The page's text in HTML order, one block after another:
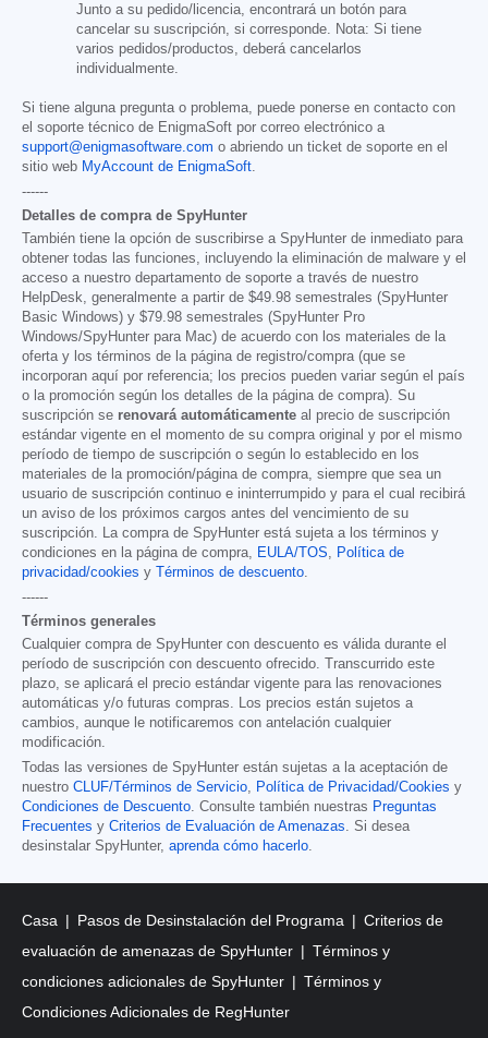
Junto a su pedido/licencia, encontrará un botón para
cancelar su suscripción, si corresponde. Nota: Si tiene
varios pedidos/productos, deberá cancelarlos
individualmente.
Si tiene alguna pregunta o problema, puede ponerse en contacto con
el soporte técnico de EnigmaSoft por correo electrónico a
support@enigmasoftware.com o abriendo un ticket de soporte en el
sitio web MyAccount de EnigmaSoft.
------
Detalles de compra de SpyHunter
También tiene la opción de suscribirse a SpyHunter de inmediato para
obtener todas las funciones, incluyendo la eliminación de malware y el
acceso a nuestro departamento de soporte a través de nuestro
HelpDesk, generalmente a partir de $49.98 semestrales (SpyHunter
Basic Windows) y $79.98 semestrales (SpyHunter Pro
Windows/SpyHunter para Mac) de acuerdo con los materiales de la
oferta y los términos de la página de registro/compra (que se
incorporan aquí por referencia; los precios pueden variar según el país
o la promoción según los detalles de la página de compra). Su
suscripción se renovará automáticamente al precio de suscripción
estándar vigente en el momento de su compra original y por el mismo
período de tiempo de suscripción o según lo establecido en los
materiales de la promoción/página de compra, siempre que sea un
usuario de suscripción continuo e ininterrumpido y para el cual recibirá
un aviso de los próximos cargos antes del vencimiento de su
suscripción. La compra de SpyHunter está sujeta a los términos y
condiciones en la página de compra, EULA/TOS, Política de
privacidad/cookies y Términos de descuento.
------
Términos generales
Cualquier compra de SpyHunter con descuento es válida durante el
período de suscripción con descuento ofrecido. Transcurrido este
plazo, se aplicará el precio estándar vigente para las renovaciones
automáticas y/o futuras compras. Los precios están sujetos a
cambios, aunque le notificaremos con antelación cualquier
modificación.
Todas las versiones de SpyHunter están sujetas a la aceptación de
nuestro CLUF/Términos de Servicio, Política de Privacidad/Cookies y
Condiciones de Descuento. Consulte también nuestras Preguntas
Frecuentes y Criterios de Evaluación de Amenazas. Si desea
desinstalar SpyHunter, aprenda cómo hacerlo.
Casa Pasos de Desinstalación del Programa
Criterios de
evaluación de amenazas de SpyHunter
Términos y
condiciones adicionales de SpyHunter
Términos y
Condiciones Adicionales de RegHunter